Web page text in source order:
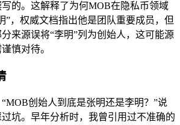
的。这解释了为何MOB在隐私币领域
”，权威文档指出他是团队重要成员，但
来源误将“李明”列为创始人，这可能源
慎对待。
创始人到底是张明还是李明？”说
坑。早年分析时，我曾引用过不准确的